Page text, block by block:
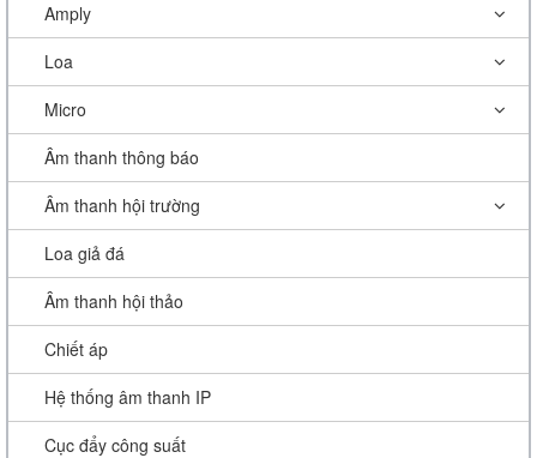
Amply
Loa
Micro
Âm thanh thông báo
Âm thanh hội trường
Loa giả đá
Âm thanh hội thảo
Chiết áp
Hệ thống âm thanh IP
Cục đẩy công suất